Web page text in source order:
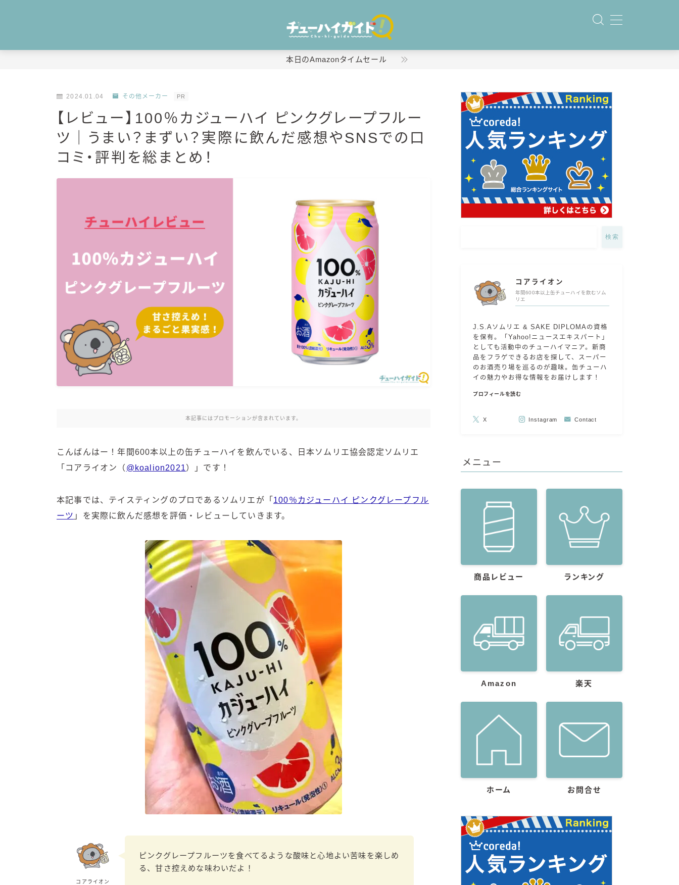
氷結
氷結 無糖
氷結 ストロング
麒麟特製サワー
麒麟 発酵サワー
麹レモンサワー
本搾り
スミノフ セルツァー
サントリー
ー196℃ ストロングゼロ
角ハイボール
GREEN1/2（グリーンハーフ）
樽ハイ倶楽部
ザ・レモンクラフト
ザ・カクテルクラフト
Slat(すらっと）
月庵
クリアクーラー
FRUITZER (フルーツァー）
サッポロ
濃いめのレモンサワー
三ツ星グレフルサワー
99.99（フォーナイン）
レモン・ザ・リッチ
男梅サワー
キレートレモンサワー
愛のスコールホワイトサワー
WATER SOUR(ウォーターサワ)
宝酒造
宝焼酎のお茶割りシリーズ
本日のAmazonタイムセール
2024.01.04 その他メーカー PR
【レビュー】100％カジューハイ ピンクグレープフルー
ツ｜うまい？まずい？実際に飲んだ感想やSNSでの口
コミ・評判を総まとめ！
本記事にはプロモーションが含まれています。
こんばんはー！年間600本以上の缶チューハイを飲んでいる、日本ソムリエ協会認定ソムリエ
「コアライオン（ @koalion2021）」です！
本記事では、テイスティングのプロであるソムリエが「 100％カジューハイ ピンクグレープフル
ーツ 」を実際に飲んだ感想を評価・レビューしていきます。
コアライオン
ピンクグレープフルーツを食べてるような酸味と心地よい苦味を楽しめ
る、甘さ控えめな味わいだよ！
検索
コアライオン
年間600本以上缶チューハイを飲むソム
リエ
J.S.Aソムリエ & SAKE DIPLOMAの資格
を保有。「Yahoo!ニュースエキスパート」
としても活動中のチューハイマニア。新商
品をフラゲできるお店を探して、スーパー
のお酒売り場を巡るのが趣味。缶チューハ
イの魅力やお得な情報をお届けします！
プロフィールを読む
X Instagram Contact
メニュー
商品レビュー ランキング
Amazon 楽天
ホーム お問合せ